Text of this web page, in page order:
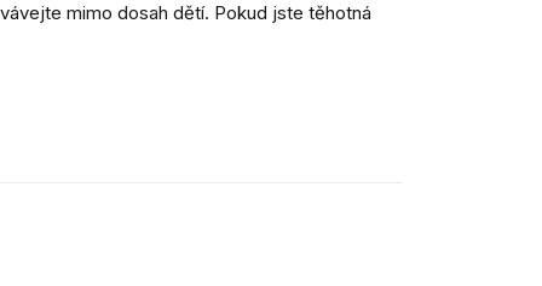
mimo dosah dětí. Pokud jste těhotná